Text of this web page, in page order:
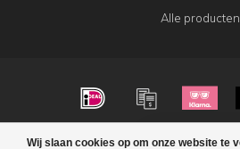
Wij slaan cookies op om onze website te
Alle producten
© Copyright 2026 KeK